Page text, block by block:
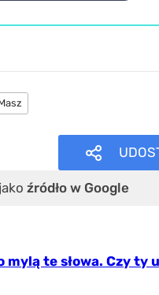
źródło w Google
mylą te słowa. Czy ty